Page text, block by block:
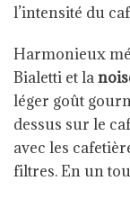
l’intensité du
Harmonieux
Bialetti et la
léger goût
dessus sur le
avec les
filtres. En un